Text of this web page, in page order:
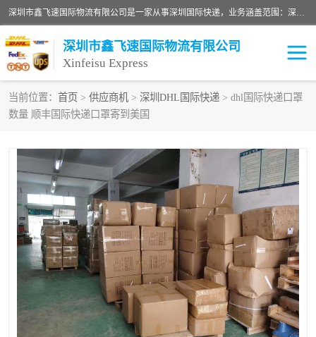
深圳市鑫飞速国际物流有限公司是一家从事深圳国际快递，业务涵盖范围：深圳DHL国际快递、深圳国际快递公司、深圳国际物流公司、深圳国际快递、深圳DHL国际快递电话可拨打全国服务热线：15019287411。欢迎各位亲来人来电到我司洽谈合作。
深圳市鑫飞速国际物流有限公司
Xinfeisu Express
当前位置： 首页 > 供应商机 > 深圳DHL国际快递 > dhl国际快递口罩
数量 顺丰国际快递口罩寄到美国
联邦快递
俄罗斯快递 巴西快递
深圳DHL国际快递 伊朗快递
UPS国际快递 深圳国际快递公司
深圳国际物流公司 深圳国际快递电话
DHL国际快递电话 深圳国际快递
新能源电池出口物流